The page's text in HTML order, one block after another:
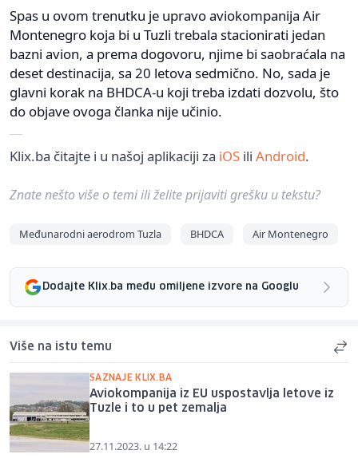
Spas u ovom trenutku je upravo aviokompanija Air
Montenegro koja bi u Tuzli trebala stacionirati jedan
bazni avion, a prema dogovoru, njime bi saobraćala na
deset destinacija, sa 20 letova sedmično. No, sada je
glavni korak na BHDCA-u koji treba izdati dozvolu, što
do objave ovoga članka nije učinio.
Klix.ba čitajte i u našoj aplikaciji za iOS ili Android.
Znate nešto više o temi ili želite prijaviti grešku u tekstu?
Međunarodni aerodrom Tuzla BHDCA Air Montenegro
Dodajte Klix.ba među omiljene izvore na Googlu
Više na istu temu
SAZNAJE KLIX.BA
Aviokompanija iz EU uspostavlja letove iz
Tuzle i to u pet zemalja
27.11.2023. u 14:22